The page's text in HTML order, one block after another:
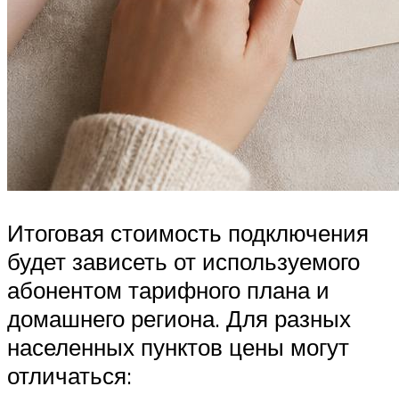
Итоговая стоимость подключения
будет зависеть от используемого
абонентом тарифного плана и
домашнего региона. Для разных
населенных пунктов цены могут
отличаться: